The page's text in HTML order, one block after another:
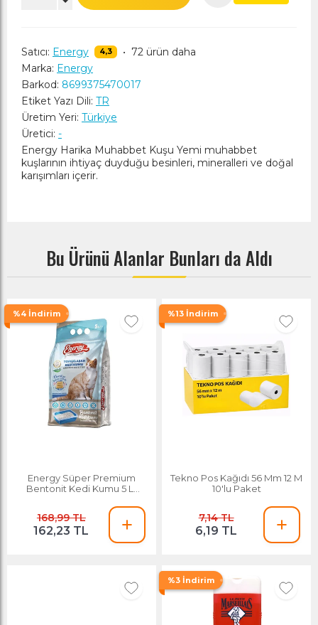
Satıcı: Energy 4,3 • 72 ürün daha
Marka: Energy
Barkod: 8699375470017
Etiket Yazı Dili: TR
Üretim Yeri: Türkiye
Üretici: -
Energy Harika Muhabbet Kuşu Yemi muhabbet
kuşlarının ihtiyaç duyduğu besinleri, mineralleri ve doğal
karışımları içerir.
Bu Ürünü Alanlar Bunları da Aldı
%4 İndirim
Energy Süper Premium
Bentonit Kedi Kumu 5 Lt
168,99 TL
162,23 TL
%13 İndirim
Tekno Pos Kağıdı 56 Mm 12 M
10'lu Paket
7,14 TL
6,19 TL
%3 İndirim